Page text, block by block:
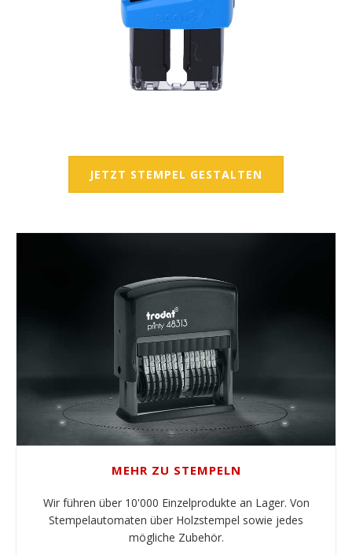
JETZT STEMPEL GESTALTEN
MEHR ZU STEMPELN
Wir führen über 10'000 Einzelprodukte an Lager. Von
Stempelautomaten über Holzstempel sowie jedes
mögliche Zubehör.